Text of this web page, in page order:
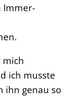
Immer-
mich
ich musste
ihn genau so